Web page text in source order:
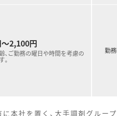
2,100円
、ご勤務の曜日や時間を考慮の
。
勤
本社を置く、大手調剤グループ